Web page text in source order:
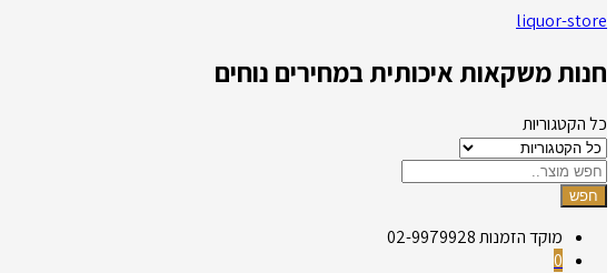
liquor-store
חנות משקאות איכותית במחירים נוחים
כל הקטגוריות
חפש
מוקד הזמנות02-9979928
0